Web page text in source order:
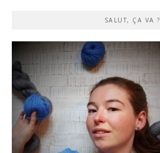
SALUT, ÇA VA ?